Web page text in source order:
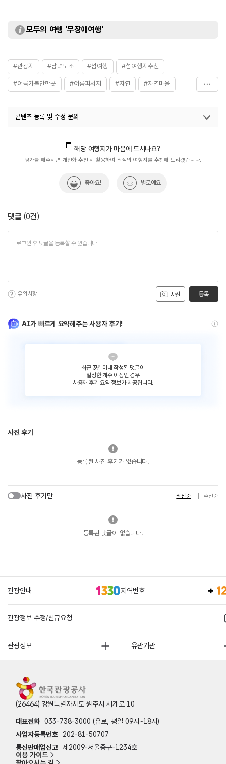
모두의 여행 '무장애여행'
#관광지 #남녀노소 #섬여행 #섬여행지추천
#여름가볼만한곳 #여름피서지 #자연 #자연마을
#자연풍경 #자연환경
콘텐츠 등록 및 수정 문의
해당 여행지가 마음에 드시나요?
평가를 해주시면 개인화 추천 시 활용하여 최적의 여행지를 추천해 드리겠습니다.
좋아요! 별로예요
댓글 (0건)
사진
유의사항 등록
AI가 빠르게 요약해주는 사용자 후기!
최근 3년 이내 작성된 댓글이
일정한 개수 이상인 경우
사용자 후기 요약 정보가 제공됩니다.
사진 후기
등록된 사진 후기가 없습니다.
사진 후기만 최신순 추천순
등록된 댓글이 없습니다.
관광안내 지역번호
관광정보 수정/신규요청
관광정보 유관기관
(26464) 강원특별자치도 원주시 세계로 10
대표전화 033-738-3000 (유료, 평일 09시~18시)
사업자등록번호
202-81-50707
통신판매업신고 제2009-서울중구-1234호
이용 가이드